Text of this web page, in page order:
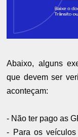
Abaixo, alguns
que devem ser
aconteçam:
- Não ter pago as
- Para os